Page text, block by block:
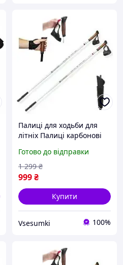
Палиці для ходьби для
літніх Палиці карбонові
нордичної ходьби
Adventuridge 110 см
Готово до відправки
999₴
1 299 ₴
Купити
Vsesumki 100%